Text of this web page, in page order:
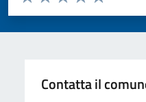
Valuta 5
Valuta 4 stelle
Valuta 3 stelle su 5
Valuta 2 stelle su 5
Valuta 1 stelle su 5
Contatta il